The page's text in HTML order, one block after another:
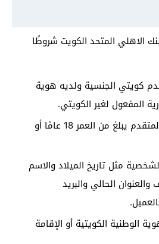
الاهلي المتحد الكويت شروطًا
كويتي الجنسية ولديه هوية
المفعول لغير الكويتي.
كما يجب أن يكون المتقدم يبلغ من العمر 18 عامًا أو
مثل تاريخ الميلاد والاسم
الحالي والبريد
الوطنية الكويتية أو الإقامة